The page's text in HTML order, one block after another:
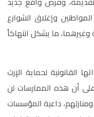
وإغلاق الشوارع
وغيرهما، ما يشكل انتهاكاً
القانونية لحماية الإرث
على أن هذه الممارسات لن
داعية المؤسسات